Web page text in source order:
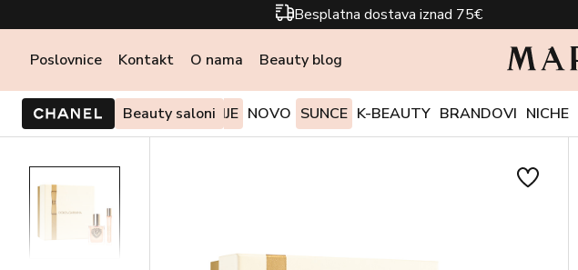
Besplatna dostava iznad 75€
Poslovnice Kontakt O nama Beauty blog
Beauty saloni
PONUDE I AKCIJE NOVO SUNCE K-BEAUTY BRANDOVI NICHE